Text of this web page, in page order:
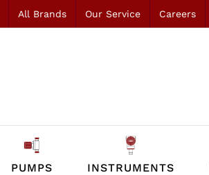
All Brands Our Service Careers
PUMPS INSTRUMENTS